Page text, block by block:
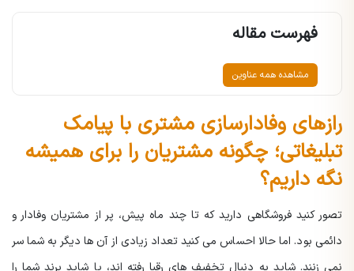
فهرست مقاله
مشاهده همه عناوین
رازهای وفادارسازی مشتری با پیامک
تبلیغاتی؛ چگونه مشتریان را برای همیشه
نگه داریم؟
تصور کنید فروشگاهی دارید که تا چند ماه پیش، پر از مشتریان وفادار و
دائمی بود. اما حالا احساس می کنید تعداد زیادی از آن ها دیگر به شما سر